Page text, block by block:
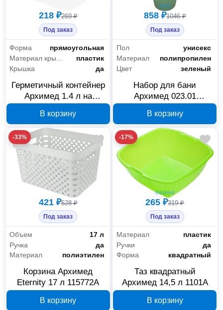
218 ₽269 ₽
Под заказ
Форма
прямоугольная
пластик
Крышка
да
Герметичный контейнер
Архимед 1.4 л на
В корзину
858 ₽1046 ₽
Под заказ
Пол
унисекс
Материал
полипропилен
Цвет
зеленый
Набор для бани
Архимед 023.01
В корзину
-33%
421 ₽628 ₽
Под заказ
Объем
17 л
Ручка
да
Материал
полиэтилен
Корзина Архимед
Eternity 17 л 115772А
В корзину
-17%
265 ₽319 ₽
Под заказ
Материал
пластик
Ручки
да
Форма
квадратный
Таз квадратный
Архимед 14,5 л 1101А
В корзину